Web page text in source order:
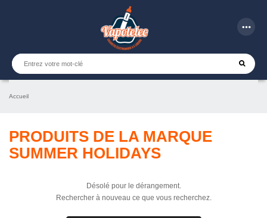
more_horiz
Accueil
PRODUITS DE LA MARQUE
SUMMER HOLIDAYS
Désolé pour le dérangement.
Rechercher à nouveau ce que vous recherchez.